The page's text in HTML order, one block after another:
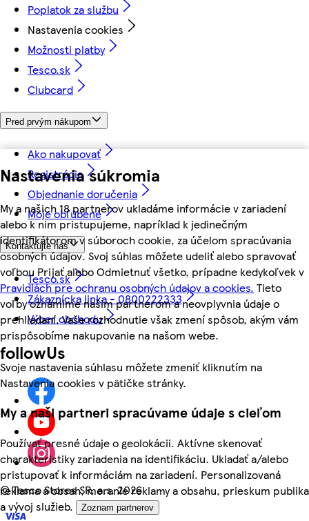
Nastavenia súkromia
My a našich 18 partnerov ukladáme informácie v zariadení
alebo k nim pristupujeme, napríklad k jedinečným
identifikátorom v súboroch cookie, za účelom spracúvania
osobných údajov. Svoj súhlas môžete udeliť alebo spravovať
voľbou Prijať alebo Odmietnuť všetko, prípadne kedykoľvek v
Pravidlách pre ochranu osobných údajov a cookies. Tieto
voľby oznámime našim partnerom a neovplyvnia údaje o
prehliadaní. Vaše rozhodnutie však zmení spôsob, akým vám
prispôsobíme nakupovanie na našom webe.
Svoje nastavenia súhlasu môžete zmeniť kliknutím na
Nastavenia cookies v pätičke stránky.
My a naši partneri spracúvame údaje s cieľom
Používať presné údaje o geolokácii. Aktívne skenovať
charakteristiky zariadenia na identifikáciu. Ukladať a/alebo
pristupovať k informáciám na zariadení. Personalizovaná
reklama a obsah, meranie reklamy a obsahu, prieskum publika
a vývoj služieb.
Zoznam partnerov
Poplatok za službu
Nastavenia cookies
Možnosti platby
Tesco.sk
Clubcard
Pred prvým nákupom
Ako nakupovať
Registrácia
Objednanie doručenia
Moje obľúbené
Kontaktujte nás
Tesco.sk
Zákaznícka linka - 0800222333
Výber obchodu
followUs
©Tesco Stores SR, a.s. 2026